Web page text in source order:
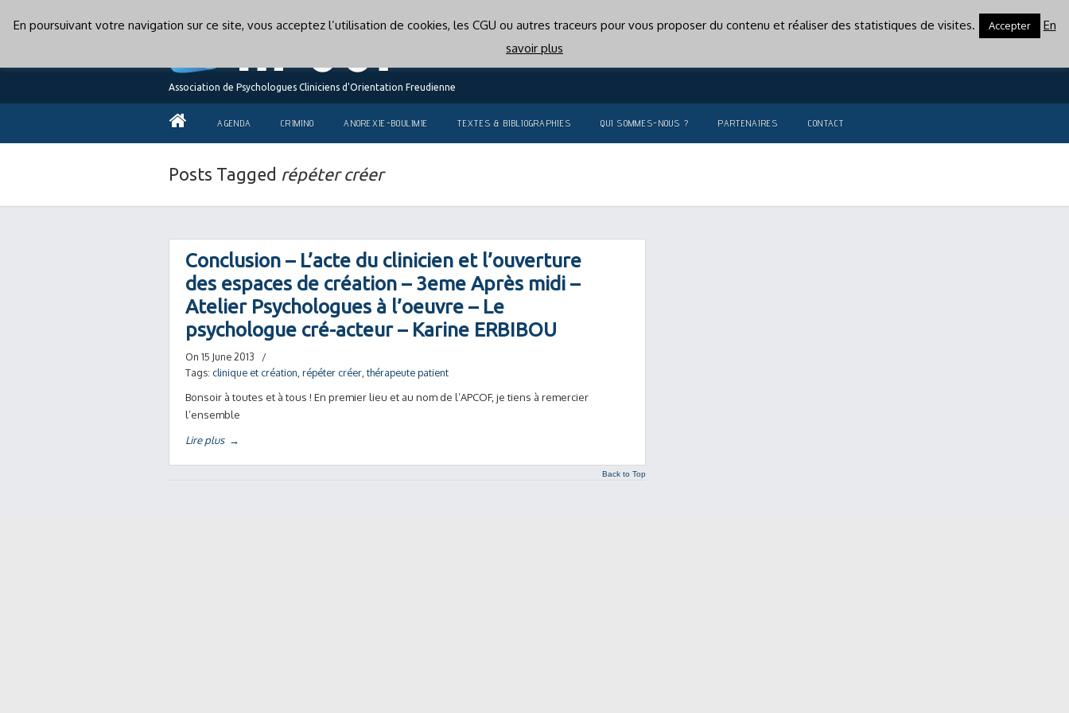
Association de Psychologues Cliniciens d'Orientation Freudienne
AGENDA CRIMINO ANOREXIE-BOULIMIE TEXTES & BIBLIOGRAPHIES QUI SOMMES-NOUS ? PARTENAIRES CONTACT
Posts Tagged répéter créer
Conclusion – L’acte du clinicien et l’ouverture
des espaces de création – 3eme Après midi –
Atelier Psychologues à l’oeuvre – Le
psychologue cré-acteur – Karine ERBIBOU
On 15 June 2013
/
Tags: clinique et création répéter créer thérapeute patient
Bonsoir à toutes et à tous ! En premier lieu et au nom de l’APCOF, je tiens à remercier
l’ensemble
Lire plus →
Back to Top
En poursuivant votre navigation sur ce site, vous acceptez l’utilisation de cookies, les CGU ou autres traceurs pour vous proposer du contenu et réaliser des statistiques de visites. Accepter
En
savoir plus